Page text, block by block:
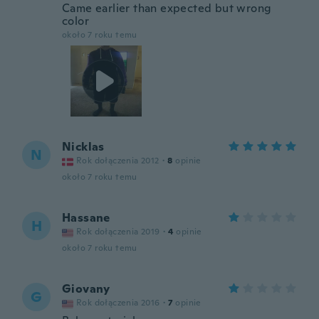
Came earlier than expected but wrong
color
około 7 roku temu
N Nicklas
Rok dołączenia 2012 · 8 opinie
około 7 roku temu
H Hassane
Rok dołączenia 2019 · 4 opinie
około 7 roku temu
G Giovany
Rok dołączenia 2016 · 7 opinie